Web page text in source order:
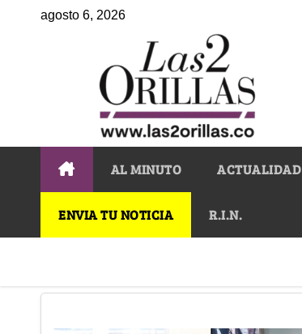
agosto 6, 2026
AL MINUTO ACTUALIDAD
ENVIA TU NOTICIA R.I.N.